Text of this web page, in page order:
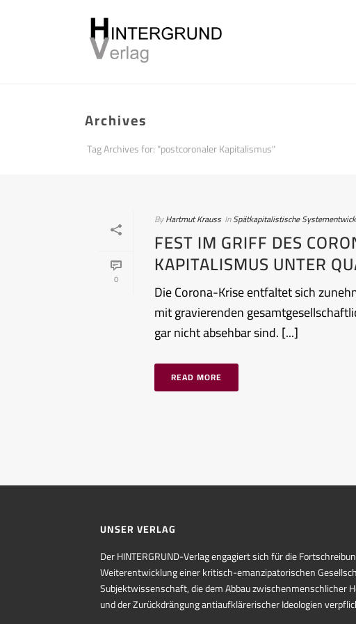
Archives
Tag Archives for: "postcoronaler Kapitalismus"
0
ByHartmut Krauss InSpätkapitalistische
FEST IM GRIFF DES
KAPITALISMUS UNTER
Die Corona-Krise entfaltet sich
mit gravierenden
gar nicht absehbar sind. [...]
READ MORE
UNSER VERLAG
Der HINTERGRUND-Verlag engagiert sich für die
Weiterentwicklung einer kritisch-emanzipatorischen
Subjektwissenschaft, die dem Abbau zwischenmenschlicher
und der Zurückdrängung antiaufklärerischer Ideologien